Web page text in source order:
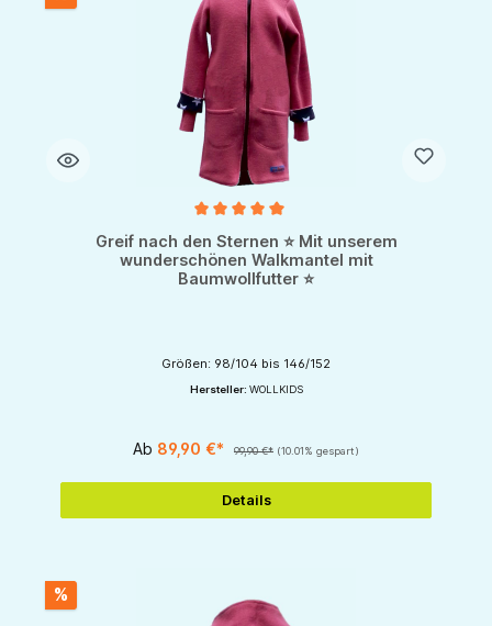
Durchschnittliche Bewertung von 5 von 5 Sternen
Greif nach den Sternen ⭐ Mit unserem
wunderschönen Walkmantel mit
Baumwollfutter ⭐
Größen: 98/104 bis 146/152
Hersteller: WOLLKIDS
Ab 89,90 €* 99,90 €* (10.01% gespart)
Details
%